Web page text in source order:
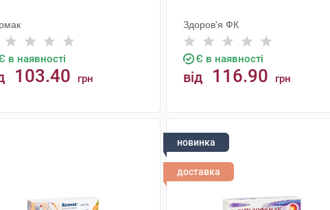
в наявності
103.40 грн
Здоров'я ФК
Є в наявності
від 116.90 грн
новинка
доставка